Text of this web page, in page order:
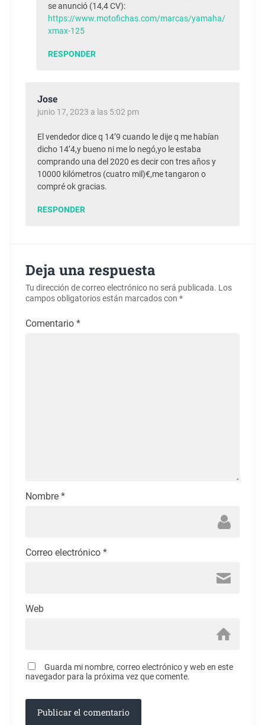
se anunció (14,4 CV):
https://www.motofichas.com/marcas/yamaha/
xmax-125
RESPONDER
Jose
junio 17, 2023 a las 5:02 pm
El vendedor dice q 14’9 cuando le dije q me habían
dicho 14’4,y bueno ni me lo negó,yo le estaba
comprando una del 2020 es decir con tres años y
10000 kilómetros (cuatro mil)€,me tangaron o
compré ok gracias.
RESPONDER
Deja una respuesta
Tu dirección de correo electrónico no será publicada. Los
campos obligatorios están marcados con *
Comentario *
Nombre *
Correo electrónico *
Web
Guarda mi nombre, correo electrónico y web en este
navegador para la próxima vez que comente.